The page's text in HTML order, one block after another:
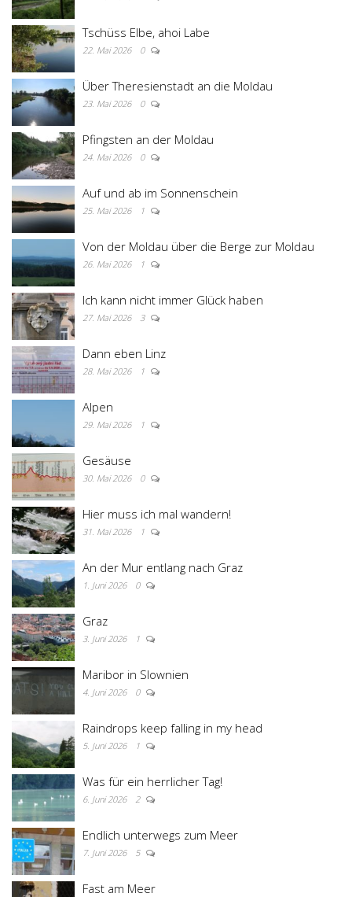
Tschüss Elbe, ahoi Labe
22. Mai 2026 0
Über Theresienstadt an die Moldau
23. Mai 2026 0
Pfingsten an der Moldau
24. Mai 2026 0
Auf und ab im Sonnenschein
25. Mai 2026 1
Von der Moldau über die Berge zur Moldau
26. Mai 2026 1
Ich kann nicht immer Glück haben
27. Mai 2026 3
Dann eben Linz
28. Mai 2026 1
Alpen
29. Mai 2026 1
Gesäuse
30. Mai 2026 0
Hier muss ich mal wandern!
31. Mai 2026 1
An der Mur entlang nach Graz
1. Juni 2026 0
Graz
3. Juni 2026 1
Maribor in Slownien
4. Juni 2026 0
Raindrops keep falling in my head
5. Juni 2026 1
Was für ein herrlicher Tag!
6. Juni 2026 2
Endlich unterwegs zum Meer
7. Juni 2026 5
Fast am Meer